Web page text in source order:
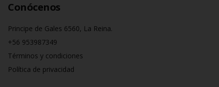
Conócenos
Principe de Gales 6560, La Reina.
+56 953987349
Términos y condiciones
Política de privacidad